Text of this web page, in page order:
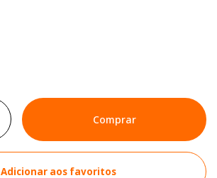
Comprar
Adicionar aos favoritos